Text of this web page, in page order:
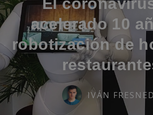
El
acelerado 10
robotización de
IVÁN